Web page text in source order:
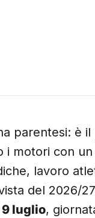
parentesi: è
i motori con
lavoro
del 2026/
luglio,